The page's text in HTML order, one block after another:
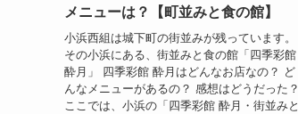
メニューは？【町並みと食の館】
小浜西組は城下町の街並みが残っています。
その小浜にある、街並みと食の館「四季彩館
酔月」 四季彩館 酔月はどんなお店なの？ ど
んなメニューがあるの？ 感想はどうだった？
ここでは、小浜の「四季彩館 酔月・街並みと